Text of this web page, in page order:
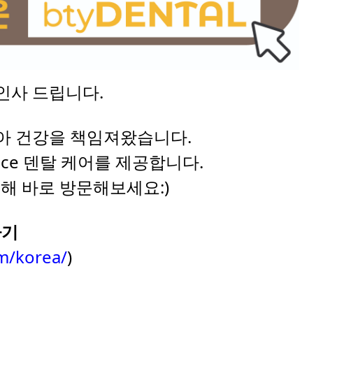
사 드립니다.
건강을 책임져왔습니다.
덴탈 케어를 제공합니다.
바로 방문해보세요:)
korea/)